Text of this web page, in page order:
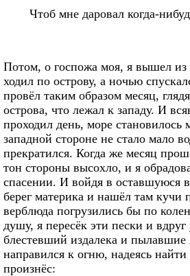
Чтоб мне даровал когда-
Потом, о госпожа моя, я вышел из
ходил по острову, а ночью
провёл таким образом месяц,
острова, что лежал к западу. И
проходил день, море становилось
западной стороне не стало мало
прекратился. Когда же месяц
тон стороны высохло, и я
спасении. И войдя в оставшуюся
берег материка и нашёл там кучи
верблюда погрузились бы по
душу, я пересёк эти пески и вдруг
блестевший издалека и
направился к огню, надеясь найти
произнёс: